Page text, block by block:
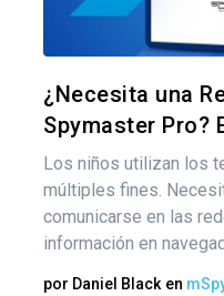
¿Necesita una
Spymaster Pro?
Los niños utilizan los
múltiples fines.
comunicarse en las
información en
por Daniel Black en